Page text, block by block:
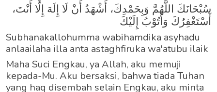
سُبْحَانَكَ اللَّهُمَّ وَبِحَمْدِكَ، أَشْهَدُ أَنْ لَا إِلَهَ إِلَّا أَنْتَ،
أَسْتَغْفِرُكَ وَأَتُوْبُ إِلَيْكَ
Subhanakallohumma wabihamdika asyhadu
anlaailaha illa anta astaghfiruka wa'atubu ilaik
Maha Suci Engkau, ya Allah, aku memuji
kepada-Mu. Aku bersaksi, bahwa tiada Tuhan
yang haq disembah selain Engkau, aku minta